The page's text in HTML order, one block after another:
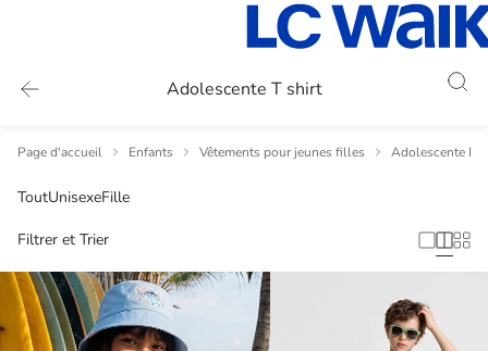
Adolescente T shirt
Page d'accueil Enfants Vêtements pour jeunes filles Adolescente
ToutUnisexeFille
Filtrer et Trier